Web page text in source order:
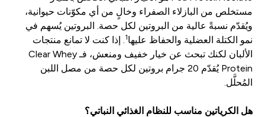
مستخلص من البازلاء الصفراء وخالٍ من أي مكوّنات حيوانية،
ويُقدّم نسبةً عالية من البروتين لكل حصة. البروتين يُسهم في
نمو الكتلة العضلية والحفاظ عليها1. إذا كنت لا تمانع منتجات
الألبان لكنك تبحث عن خيار خفيف ومنعش، فـ Clear Whey
Protein يُقدّم 20 جرام بروتين لكل حصة من مصل اللبن
المُحلَّل.
هل الكرياتين مناسب للنظام الغذائي النباتي؟